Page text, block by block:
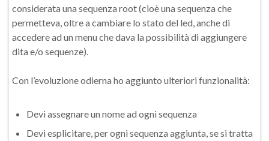
considerata una sequenza root (cioè una sequenza che
permetteva, oltre a cambiare lo stato del led, anche di
accedere ad un menu che dava la possibilità di aggiungere
dita e/o sequenze).
Con l’evoluzione odierna ho aggiunto ulteriori funzionalità:
Devi assegnare un nome ad ogni sequenza
Devi esplicitare, per ogni sequenza aggiunta, se si tratta